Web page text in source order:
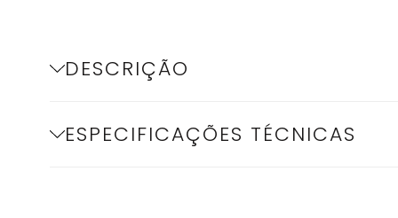
DESCRIÇÃO
ESPECIFICAÇÕES TÉCNICAS